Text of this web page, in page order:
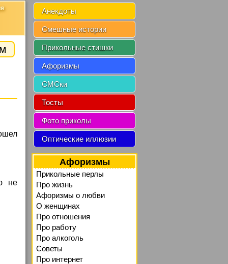
не
Анекдоты
Смешные истории
Прикольные стишки
Афоризмы
СМСки
Тосты
Фото приколы
Оптические иллюзии
Афоризмы
Прикольные перлы
Про жизнь
Афоризмы о любви
О женщинах
Про отношения
Про работу
Про алкоголь
Советы
Про интернет